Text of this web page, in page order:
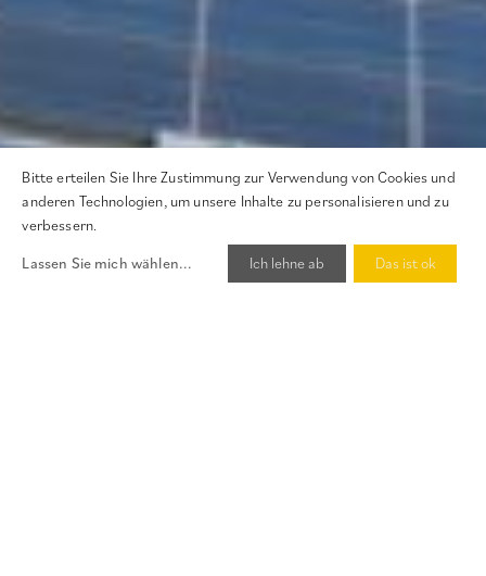
Jetzt bewerten!
Bitte erteilen Sie Ihre Zustimmung zur Verwendung von Cookies und
anderen Technologien, um unsere Inhalte zu personalisieren und zu
verbessern.
Lassen Sie mich wählen... Ich lehne ab Das ist ok